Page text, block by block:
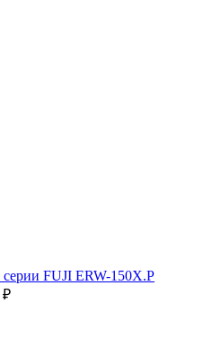
FUJI ERW-150X.P
₽